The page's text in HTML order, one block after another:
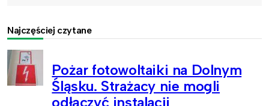
Najczęściej czytane
Pożar fotowoltaiki na Dolnym
Śląsku. Strażacy nie mogli
odłączyć instalacji